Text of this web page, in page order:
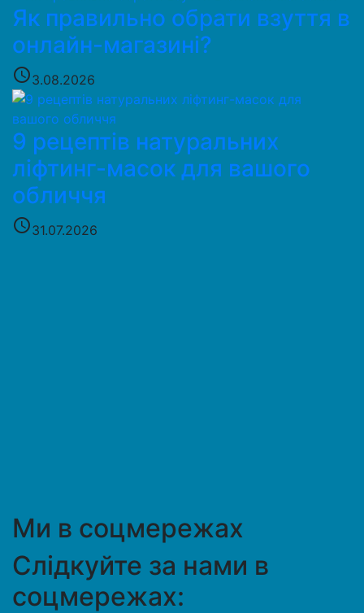
Як правильно обрати взуття в
онлайн-магазині?
access_time3.08.2026
9 рецептів натуральних
ліфтинг-масок для вашого
обличчя
access_time31.07.2026
Ми в соцмережах
Слідкуйте за нами в
соцмережах: